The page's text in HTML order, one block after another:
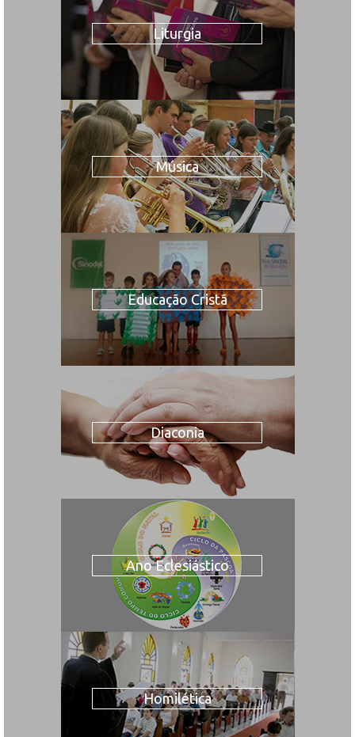
Liturgia
Música
Educação Cristã
Diaconia
Ano Eclesiástico
Homilética